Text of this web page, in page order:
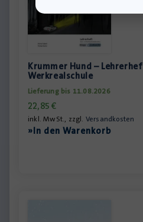
Krummer Hund –
Werkrealschule
Lieferung bis 11.08.2026
22,85€
inkl. MwSt., zzgl. Versandkosten
»In den Warenkorb